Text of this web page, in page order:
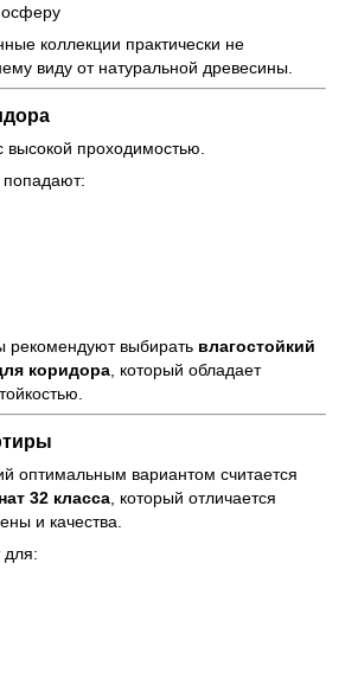
коллекции практически не
виду от натуральной древесины.
проходимостью.
рекомендуют выбирать влагостойкий
коридора , который обладает
оптимальным вариантом считается
32 класса , который отличается
и качества.
для: